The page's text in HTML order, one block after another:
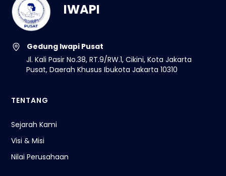
IWAPI
Gedung Iwapi Pusat
Jl. Kali Pasir No.38, RT.9/RW.1, Cikini, Kota Jakarta
Pusat, Daerah Khusus Ibukota Jakarta 10310
TENTANG
Sejarah Kami
Visi & Misi
Nilai Perusahaan